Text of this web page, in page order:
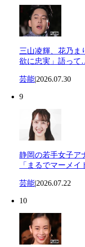
三山凌輝、花乃ま
欲に忠実」語っ
芸能|2026.07.30
9
静岡の若手女子ア
「まるでマーメ
芸能|2026.07.22
10